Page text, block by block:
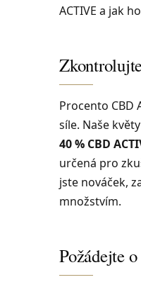
ACTIVE a jak
Procento CBD
síle. Naše
40 % CBD
určená pro
jste nováček,
množstvím.
Požádejte